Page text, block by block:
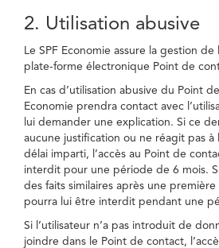
2. Utilisation abusive
Le SPF Economie assure la gestion
plate-forme électronique Point de
En cas d’utilisation abusive du Point
Economie prendra contact avec
lui demander une explication. Si ce
aucune justification ou ne réagit pas à
délai imparti, l’accès au Point de
interdit pour une période de 6 mois.
des faits similaires après une première
pourra lui être interdit pendant une
Si l’utilisateur n’a pas introduit de
joindre dans le Point de contact,